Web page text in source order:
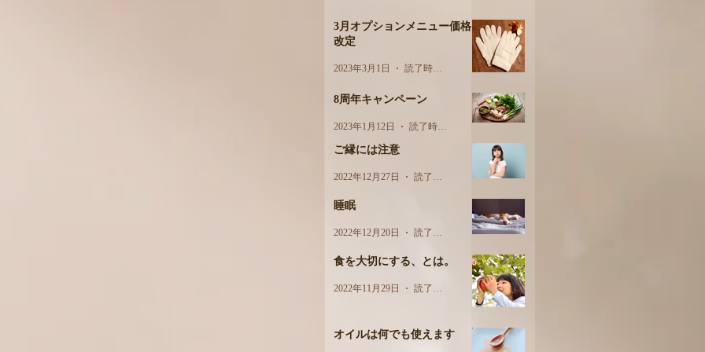
3月オプションメニュー価格
改定
2023年3月1日
8周年キャンペーン
2023年1月12日
ご縁には注意
2022年12月27日
睡眠
2022年12月20日
食を大切にする、とは。
2022年11月29日
オイルは何でも使えます